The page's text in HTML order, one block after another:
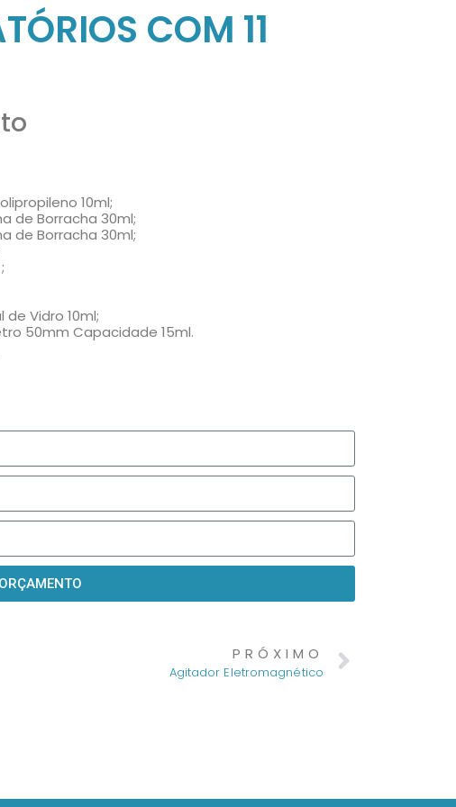
COM 11
10ml;
de Borracha 30ml;
de Borracha 30ml;
Vidro 10ml;
50mm Capacidade 15ml.
PRÓXIMO
Agitador Eletromagnético